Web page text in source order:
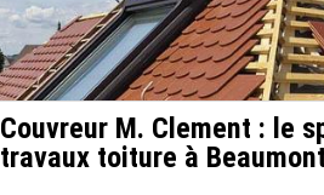
Couvreur M. Clement : le
travaux toiture à Beaumont